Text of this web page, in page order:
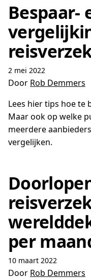
Bespaar-
2 mei 2022
Door Rob Demmers
Lees hier tips hoe te
Maar ook op welke
meerdere
vergelijken.
per
10 maart 2022
Door Rob Demmers